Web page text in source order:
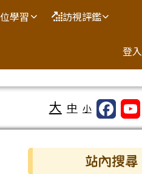
學習 訪視評鑑
登入
大 中 小
右邊區域內容
站內搜尋